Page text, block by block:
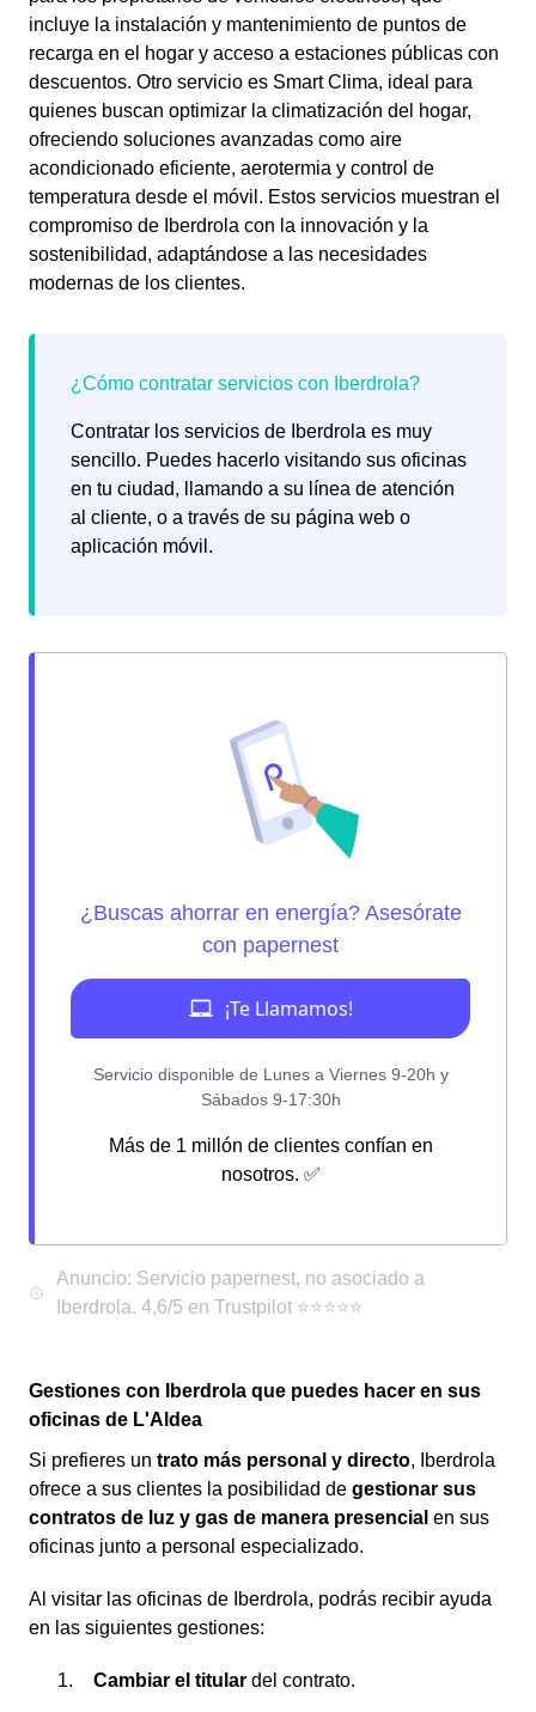
incluye la instalación y mantenimiento de puntos de
recarga en el hogar y acceso a estaciones públicas con
descuentos. Otro servicio es Smart Clima, ideal para
quienes buscan optimizar la climatización del hogar,
ofreciendo soluciones avanzadas como aire
acondicionado eficiente, aerotermia y control de
temperatura desde el móvil. Estos servicios muestran el
compromiso de Iberdrola con la innovación y la
sostenibilidad, adaptándose a las necesidades
modernas de los clientes.
Contratar los servicios de Iberdrola es muy
sencillo. Puedes hacerlo visitando sus oficinas
en tu ciudad, llamando a su línea de atención
al cliente, o a través de su página web o
aplicación móvil.
Más de 1 millón de clientes confían en
nosotros. ✅
Gestiones con Iberdrola que puedes hacer en sus
oficinas de L'Aldea
Si prefieres un trato más personal y directo, Iberdrola
ofrece a sus clientes la posibilidad de gestionar sus
contratos de luz y gas de manera presencial en sus
oficinas junto a personal especializado.
Al visitar las oficinas de Iberdrola, podrás recibir ayuda
en las siguientes gestiones:
Cambiar el titular del contrato.